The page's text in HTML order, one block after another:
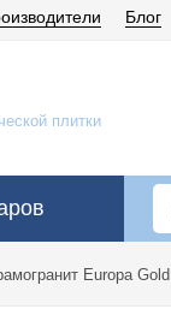
Блог
плитки
Europa